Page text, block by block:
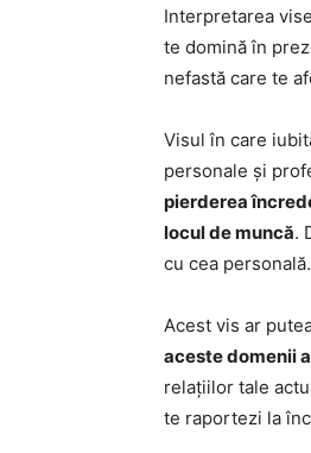
Interpretarea
te domină în
nefastă care te
Visul în care
personale și
pierderea
locul de muncă.
cu cea personală.
Acest vis ar
aceste domenii
relațiilor tale
te raportezi la